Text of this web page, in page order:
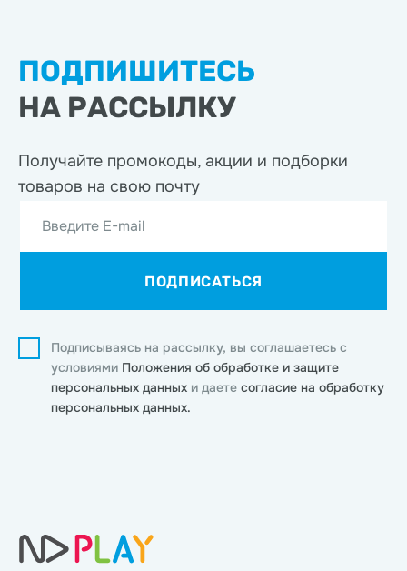
ПОДПИШИТЕСЬ
НА РАССЫЛКУ
Получайте промокоды, акции и подборки
товаров на свою почту
Введите E-mail
ПОДПИСАТЬСЯ
Подписываясь на рассылку, вы соглашаетесь с
условиями Положения об обработке и защите
персональных данных и даете согласие на обработку
персональных данных.